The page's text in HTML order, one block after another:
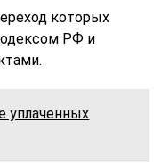
которых
РФ и
уплаченных